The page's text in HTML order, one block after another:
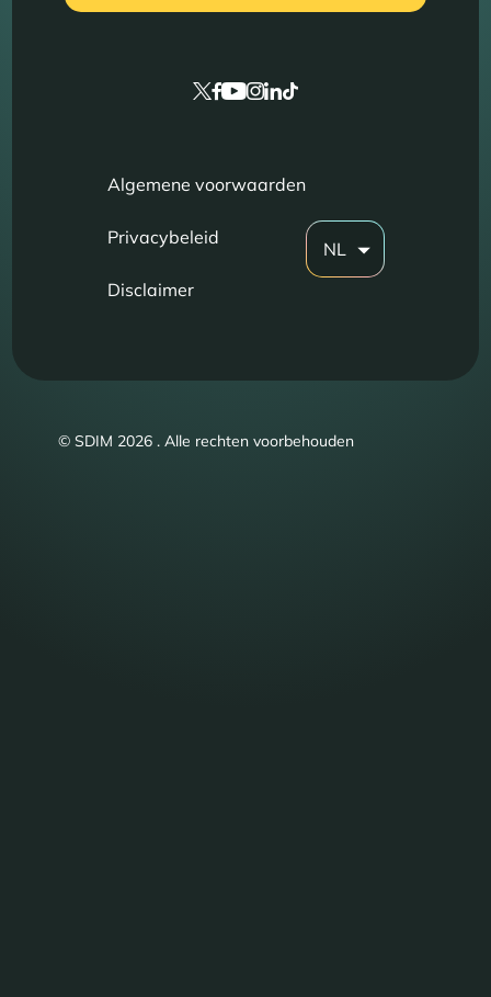
Algemene voorwaarden
Privacybeleid
Disclaimer
NL
© SDIM 2026 . Alle rechten voorbehouden